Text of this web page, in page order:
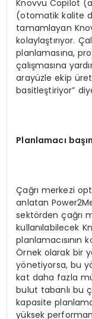
Knovvu Copilot
(otomatik kalite
tamamlayan
kolaylaştırıyor.
planlamasına,
çalışmasına
arayüzle ekip
basitleştiriyor”
Planlamacı
Çağrı merkezi
anlatan
sektörden çağrı
kullanılabilecek
planlamacısının
Örnek olarak bir
yönetiyorsa, bu
kat daha fazla
bulut tabanlı bu
kapasite
yüksek